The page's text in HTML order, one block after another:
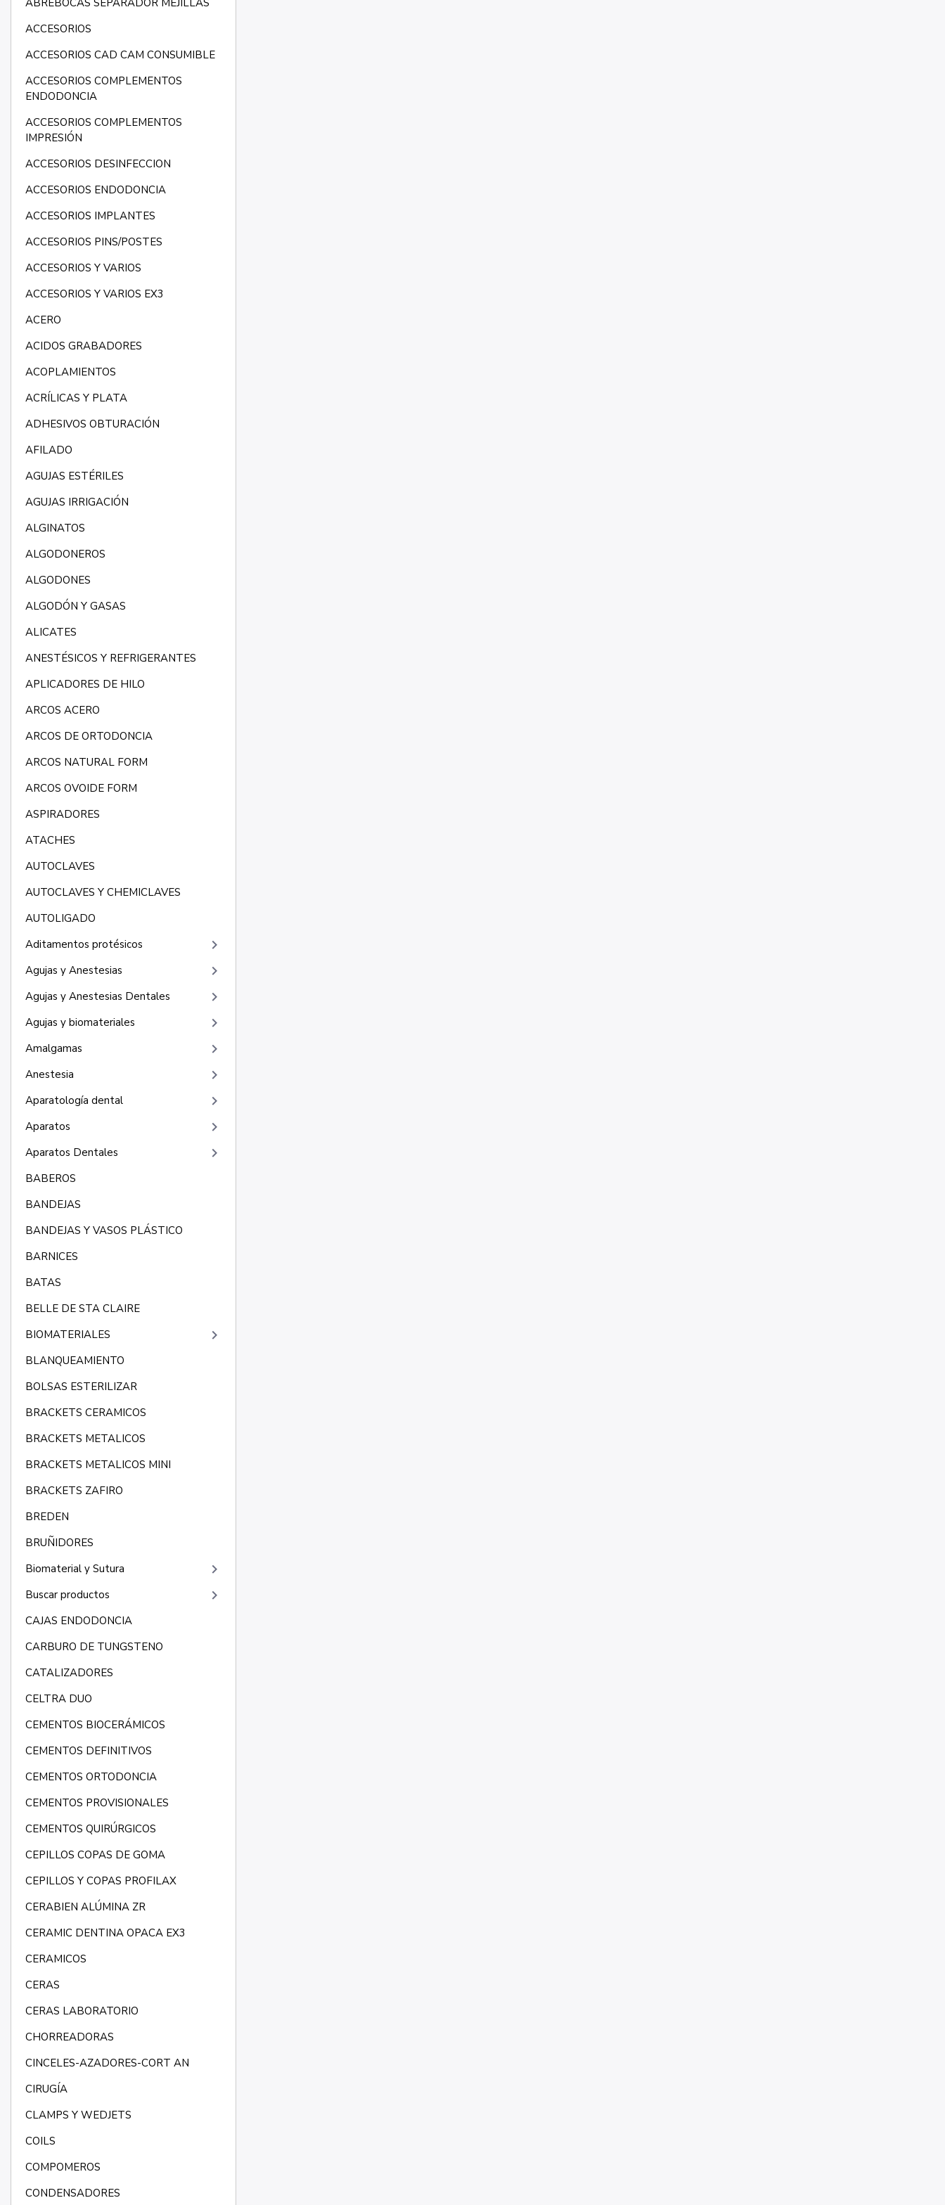
ABREBOCAS SEPARADOR MEJILLAS
ACCESORIOS
ACCESORIOS CAD CAM CONSUMIBLE
ACCESORIOS COMPLEMENTOS
ENDODONCIA
ACCESORIOS COMPLEMENTOS
IMPRESIÓN
ACCESORIOS DESINFECCION
ACCESORIOS ENDODONCIA
ACCESORIOS IMPLANTES
ACCESORIOS PINS/POSTES
ACCESORIOS Y VARIOS
ACCESORIOS Y VARIOS EX3
ACERO
ACIDOS GRABADORES
ACOPLAMIENTOS
ACRÍLICAS Y PLATA
ADHESIVOS OBTURACIÓN
AFILADO
AGUJAS ESTÉRILES
AGUJAS IRRIGACIÓN
ALGINATOS
ALGODONEROS
ALGODONES
ALGODÓN Y GASAS
ALICATES
ANESTÉSICOS Y REFRIGERANTES
APLICADORES DE HILO
ARCOS ACERO
ARCOS DE ORTODONCIA
ARCOS NATURAL FORM
ARCOS OVOIDE FORM
ASPIRADORES
ATACHES
AUTOCLAVES
AUTOCLAVES Y CHEMICLAVES
AUTOLIGADO
Aditamentos protésicos
keyboard_arrow_right
Agujas y Anestesias keyboard_arrow_right
Agujas y Anestesias Dentales keyboard_arrow_right
Agujas y biomateriales keyboard_arrow_right
Amalgamas keyboard_arrow_right
Anestesia keyboard_arrow_right
Aparatología dental keyboard_arrow_right
Aparatos keyboard_arrow_right
Aparatos Dentales keyboard_arrow_right
BABEROS
BANDEJAS
BANDEJAS Y VASOS PLÁSTICO
BARNICES
BATAS
BELLE DE STA CLAIRE
BIOMATERIALES
keyboard_arrow_right
BLANQUEAMIENTO
BOLSAS ESTERILIZAR
BRACKETS CERAMICOS
BRACKETS METALICOS
BRACKETS METALICOS MINI
BRACKETS ZAFIRO
BREDEN
BRUÑIDORES
Biomaterial y Sutura
keyboard_arrow_right
Buscar productos keyboard_arrow_right
CAJAS ENDODONCIA
CARBURO DE TUNGSTENO
CATALIZADORES
CELTRA DUO
CEMENTOS BIOCERÁMICOS
CEMENTOS DEFINITIVOS
CEMENTOS ORTODONCIA
CEMENTOS PROVISIONALES
CEMENTOS QUIRÚRGICOS
CEPILLOS COPAS DE GOMA
CEPILLOS Y COPAS PROFILAX
CERABIEN ALÚMINA ZR
CERAMIC DENTINA OPACA EX3
CERAMICOS
CERAS
CERAS LABORATORIO
CHORREADORAS
CINCELES-AZADORES-CORT AN
CIRUGÍA
CLAMPS Y WEDJETS
COILS
COMPOMEROS
CONDENSADORES